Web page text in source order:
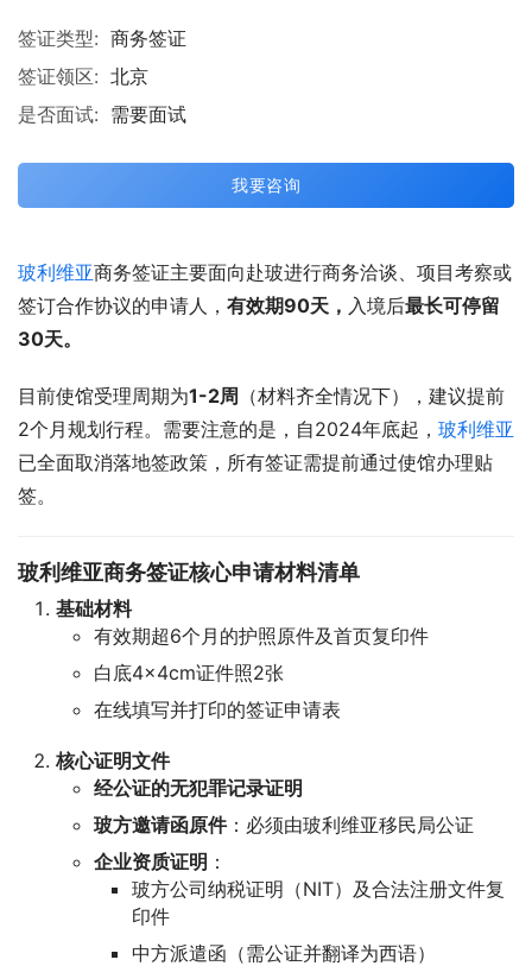
签证类型: 商务签证
签证领区: 北京
是否面试: 需要面试
我要咨询
玻利维亚商务签证主要面向赴玻进行商务洽谈、项目考察或
签订合作协议的申请人， 有效期90天， 入境后最长可停留
30天。
目前使馆受理周期为1-2周 （材料齐全情况下），建议提前
2个月规划行程。需要注意的是，自2024年底起， 玻利维亚
已全面取消落地签政策，所有签证需提前通过使馆办理贴
签。
玻利维亚商务签证核心申请材料清单
基础材料
有效期超6个月的护照原件及首页复印件
白底4×4cm证件照2张
在线填写并打印的签证申请表
核心证明文件
经公证的无犯罪记录证明
玻方邀请函原件：必须由玻利维亚移民局公证
企业资质证明 ：
玻方公司纳税证明（NIT）及合法注册文件复
印件
中方派遣函（需公证并翻译为西语）